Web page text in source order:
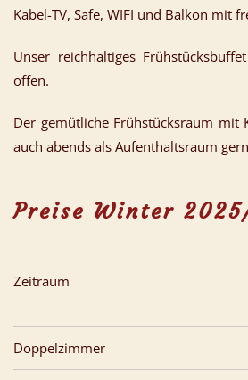
Kabel-TV, Safe, WIFI und Balkon mit
Unser reichhaltiges
offen.
Der gemütliche Frühstücksraum mit
auch abends als Aufenthaltsraum
Preise Winter
Zeitraum
Doppelzimmer